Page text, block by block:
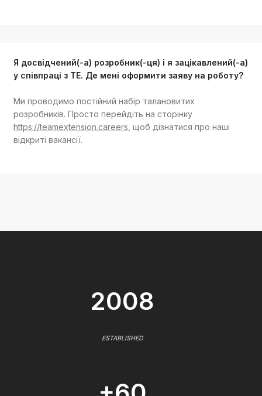
Я досвідчений(-а) розробник(-ця) і я зацікавлений(-а)
у співпраці з TE. Де мені оформити заяву на роботу?
Ми проводимо постійний набір талановитих
розробників. Просто перейдіть на сторінку
https://teamextension.careers , щоб дізнатися про наші
відкриті вакансії.
2008
ESTABLISHED